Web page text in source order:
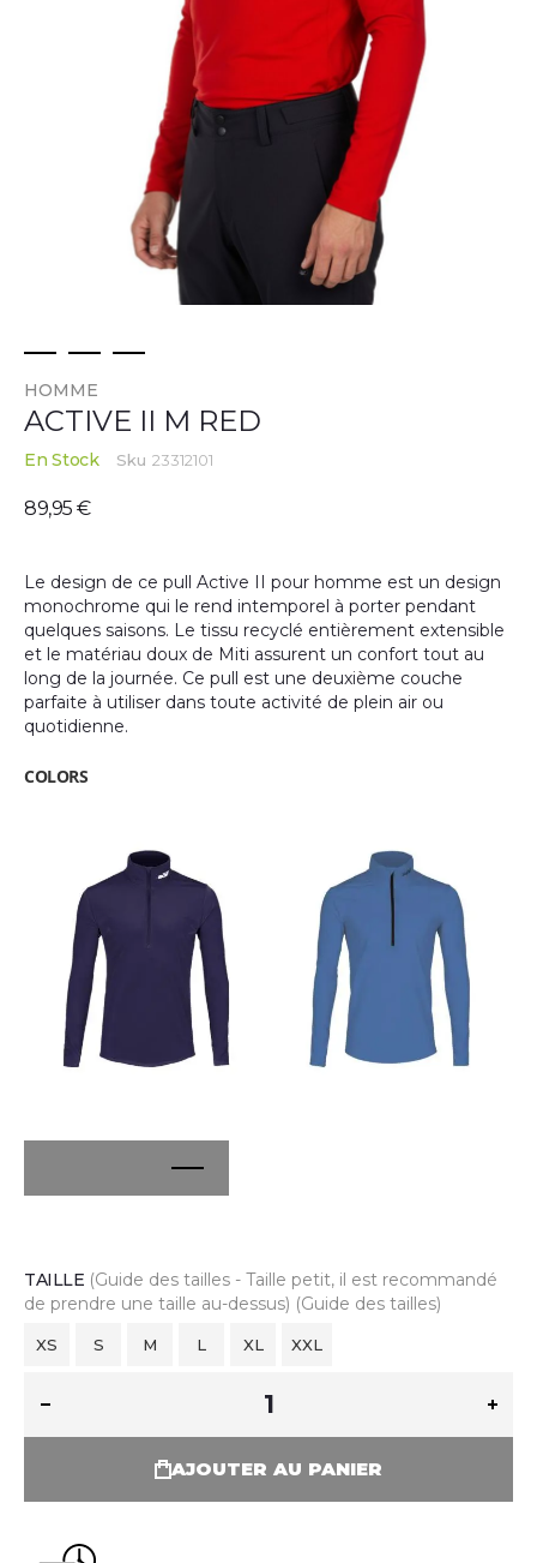
to
the
beginning
of
the
images
HOMME
ACTIVE II M RED
En Stock Sku 23312101
89,95 €
Le design de ce pull Active II pour homme est un design
monochrome qui le rend intemporel à porter pendant
quelques saisons. Le tissu recyclé entièrement extensible
et le matériau doux de Miti assurent un confort tout au
long de la journée. Ce pull est une deuxième couche
parfaite à utiliser dans toute activité de plein air ou
quotidienne.
COLORS
TAILLE (Guide des tailles - Taille petit, il est recommandé
de prendre une taille au-dessus) (Guide des tailles)
XS S M L XL XXL
AJOUTER AU PANIER